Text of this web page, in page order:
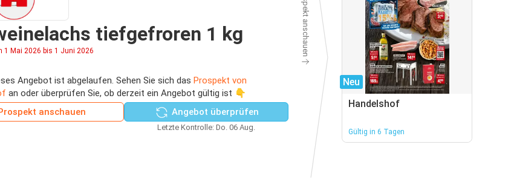
tiefgefroren 1 kg
1 Mai 2026 bis 1 Juni 2026
Angebot ist abgelaufen. Sehen Sie sich das Prospekt von
an oder überprüfen Sie, ob derzeit ein Angebot gültig ist 👇
anschauen
Angebot überprüfen
Letzte Kontrolle: Do. 06 Aug.
Neu
Handelshof
Gültig in 6 Tagen